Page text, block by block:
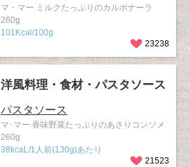
マ・マー ミルクたっぷりのカルボナーラ
260g
101Kcal/100g
23238
洋風料理・食材・パスタソース
パスタソース
マ･マー 香味野菜たっぷりのあさりコンソメ
260g
38kcaL/1人前(130g)あたり
21523